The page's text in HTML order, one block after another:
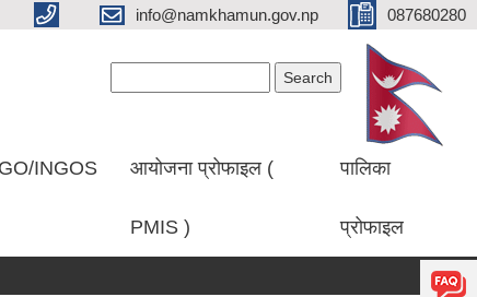
info@namkhamun.gov.np 087680280
INGOS आयोजना प्रोफाइल (
PMIS )
पालिका
प्रोफाइल
गरिएको सम्बन्धमा। प्रथम पटक सूचना प्रकाशित गरिएको बारे।